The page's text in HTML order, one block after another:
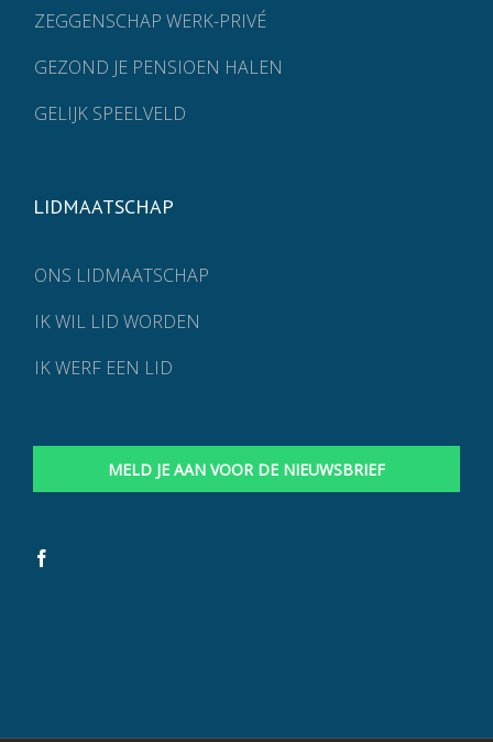
ZEGGENSCHAP WERK-PRIVÉ
GEZOND JE PENSIOEN HALEN
GELIJK SPEELVELD
LIDMAATSCHAP
ONS LIDMAATSCHAP
IK WIL LID WORDEN
IK WERF EEN LID
MELD JE AAN VOOR DE NIEUWSBRIEF